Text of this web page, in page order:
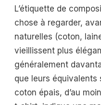
L’étiquette de
chose à regarder,
naturelles (coton,
vieillissent plus
généralement
que leurs équivalents
coton épais, d’au